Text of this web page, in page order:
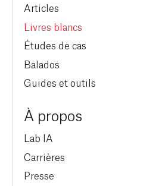
Articles
Livres blancs
Études de cas
Balados
Guides et outils
À propos
Lab IA
Carrières
Presse